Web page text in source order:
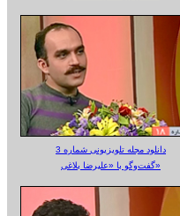
دانلود مجله تلویزیونی شماره 3
گفت‌وگو با «علیرضا بلاغی»